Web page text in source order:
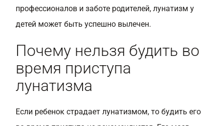
профессионалов и заботе родителей, лунатизм у
детей может быть успешно вылечен.
Почему нельзя будить во
время приступа
лунатизма
Если ребенок страдает лунатизмом, то будить его